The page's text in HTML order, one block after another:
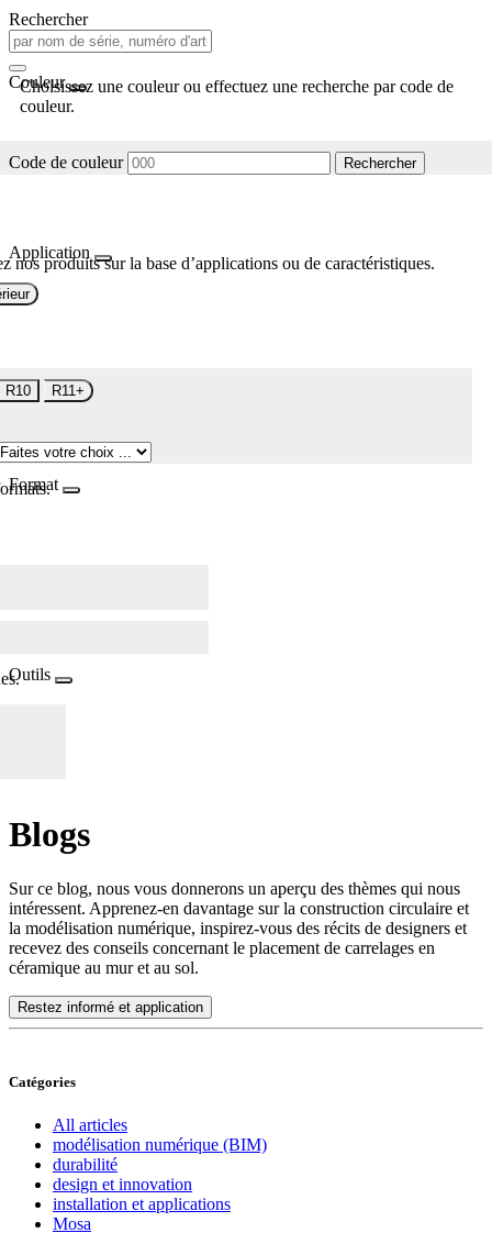
Rechercher
Couleur
Choisissez une couleur ou effectuez une recherche par code de
couleur.
Code de couleur Rechercher
Application
nos produits sur la base d’applications ou de caractéristiques.
R10 R11+
Format
Outils
Blogs
Sur ce blog, nous vous donnerons un aperçu des thèmes qui nous
intéressent. Apprenez-en davantage sur la construction circulaire et
la modélisation numérique, inspirez-vous des récits de designers et
recevez des conseils concernant le placement de carrelages en
céramique au mur et au sol.
Restez informé et application
Catégories
All articles
modélisation numérique (BIM)
durabilité
design et innovation
installation et applications
Mosa